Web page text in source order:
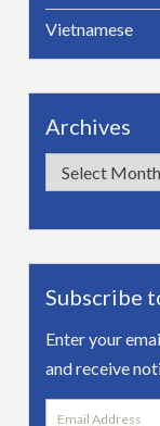
Vietnamese
Archives
Archives
Subscribe
Enter your
and receive
Email